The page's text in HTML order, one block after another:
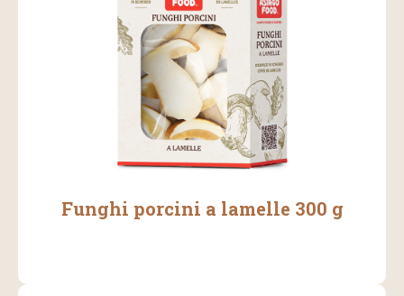
Funghi porcini a lamelle 300 g